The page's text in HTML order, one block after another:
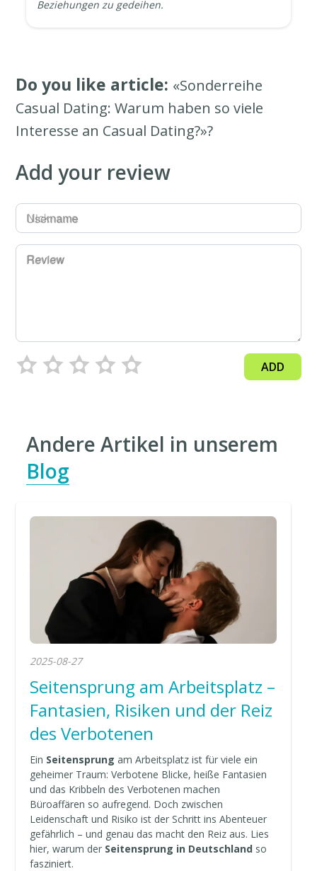
Beziehungen zu gedeihen.
Do you like article: «Sonderreihe
Casual Dating: Warum haben so viele
Interesse an Casual Dating?»?
Add your review
Username
Review
ADD
Andere Artikel in unserem
Blog
2025-08-27
Seitensprung am Arbeitsplatz –
Fantasien, Risiken und der Reiz
des Verbotenen
Ein Seitensprung am Arbeitsplatz ist für viele ein
geheimer Traum: Verbotene Blicke, heiße Fantasien
und das Kribbeln des Verbotenen machen
Büroaffären so aufregend. Doch zwischen
Leidenschaft und Risiko ist der Schritt ins Abenteuer
gefährlich – und genau das macht den Reiz aus. Lies
hier, warum der Seitensprung in Deutschland so
fasziniert.